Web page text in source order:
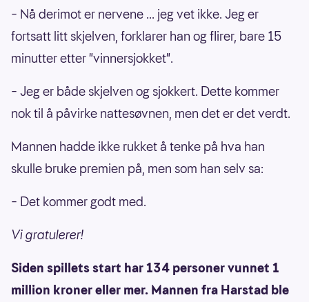
– Nå derimot er nervene ... jeg vet ikke. Jeg er
fortsatt litt skjelven, forklarer han og flirer, bare 15
minutter etter "vinnersjokket".
– Jeg er både skjelven og sjokkert. Dette kommer
nok til å påvirke nattesøvnen, men det er det verdt.
Mannen hadde ikke rukket å tenke på hva han
skulle bruke premien på, men som han selv sa:
– Det kommer godt med.
Vi gratulerer!
Siden spillets start har 134 personer vunnet 1
million kroner eller mer. Mannen fra Harstad ble